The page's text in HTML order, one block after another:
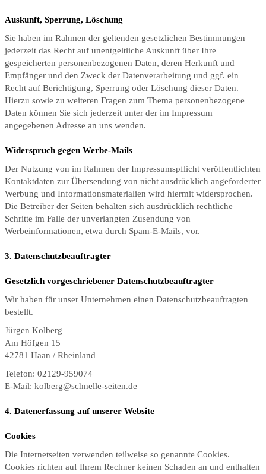
Auskunft, Sperrung, Löschung
Sie haben im Rahmen der geltenden gesetzlichen Bestimmungen
jederzeit das Recht auf unentgeltliche Auskunft über Ihre
gespeicherten personenbezogenen Daten, deren Herkunft und
Empfänger und den Zweck der Datenverarbeitung und ggf. ein
Recht auf Berichtigung, Sperrung oder Löschung dieser Daten.
Hierzu sowie zu weiteren Fragen zum Thema personenbezogene
Daten können Sie sich jederzeit unter der im Impressum
angegebenen Adresse an uns wenden.
Widerspruch gegen Werbe-Mails
Der Nutzung von im Rahmen der Impressumspflicht veröffentlichten
Kontaktdaten zur Übersendung von nicht ausdrücklich angeforderter
Werbung und Informationsmaterialien wird hiermit widersprochen.
Die Betreiber der Seiten behalten sich ausdrücklich rechtliche
Schritte im Falle der unverlangten Zusendung von
Werbeinformationen, etwa durch Spam-E-Mails, vor.
3. Datenschutzbeauftragter
Gesetzlich vorgeschriebener Datenschutzbeauftragter
Wir haben für unser Unternehmen einen Datenschutzbeauftragten
bestellt.
Jürgen Kolberg
Am Höfgen 15
42781 Haan / Rheinland
Telefon: 02129-959074
E-Mail: kolberg@schnelle-seiten.de
4. Datenerfassung auf unserer Website
Cookies
Die Internetseiten verwenden teilweise so genannte Cookies.
Cookies richten auf Ihrem Rechner keinen Schaden an und enthalten